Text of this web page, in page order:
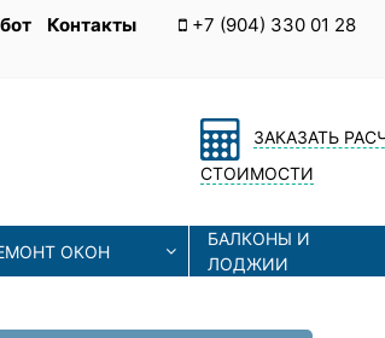
Контакты +7 (904) 330 01 28
ЗАКАЗАТЬ
СТОИМОСТИ
ОКОН
БАЛКОНЫ И
ЛОДЖИИ